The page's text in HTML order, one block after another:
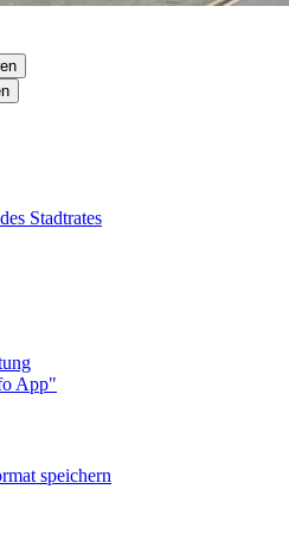
Stadtrates
App"
speichern